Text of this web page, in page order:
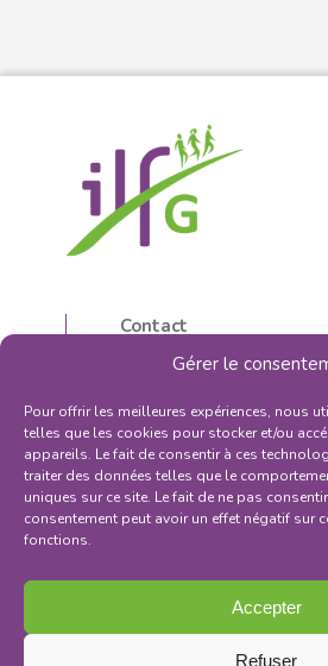
Gérer le
Pour offrir les meilleures expériences, nous
telles que les cookies pour stocker et/ou
appareils. Le fait de consentir à ces
traiter des données telles que le
uniques sur ce site. Le fait de ne pas
consentement peut avoir un effet négatif sur
fonctions.
Accepter
Refuser
Contact
5, rue d’Isly
87000 Limoges, France
05 55 32 59 16
contactilfg@orange.fr
Politique de confidentialité